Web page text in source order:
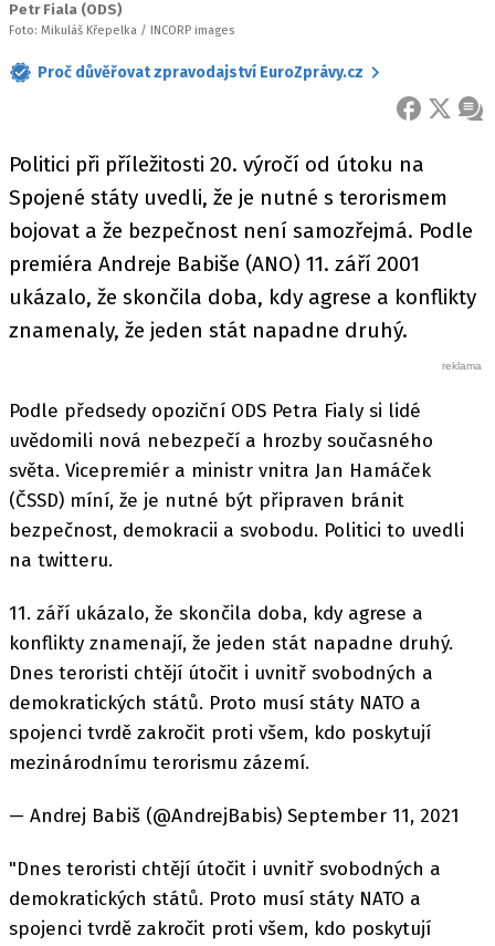
Petr Fiala (ODS)
Foto: Mikuláš Křepelka / INCORP images
Proč důvěřovat zpravodajství EuroZprávy.cz
FACEBOOK
X
Politici při příležitosti 20. výročí od útoku na
Spojené státy uvedli, že je nutné s terorismem
bojovat a že bezpečnost není samozřejmá. Podle
premiéra Andreje Babiše (ANO) 11. září 2001
ukázalo, že skončila doba, kdy agrese a konflikty
znamenaly, že jeden stát napadne druhý.
Podle předsedy opoziční ODS Petra Fialy si lidé
uvědomili nová nebezpečí a hrozby současného
světa. Vicepremiér a ministr vnitra Jan Hamáček
(ČSSD) míní, že je nutné být připraven bránit
bezpečnost, demokracii a svobodu. Politici to uvedli
na twitteru.
11. září ukázalo, že skončila doba, kdy agrese a
konflikty znamenají, že jeden stát napadne druhý.
Dnes teroristi chtějí útočit i uvnitř svobodných a
demokratických států. Proto musí státy NATO a
spojenci tvrdě zakročit proti všem, kdo poskytují
mezinárodnímu terorismu zázemí.
— Andrej Babiš (@AndrejBabis) September 11, 2021
"Dnes teroristi chtějí útočit i uvnitř svobodných a
demokratických států. Proto musí státy NATO a
spojenci tvrdě zakročit proti všem, kdo poskytují